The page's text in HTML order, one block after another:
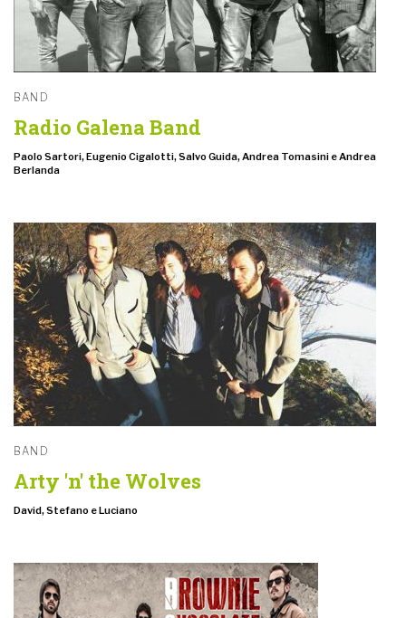
BAND
Radio Galena Band
Paolo Sartori, Eugenio Cigalotti, Salvo Guida, Andrea Tomasini e Andrea
Berlanda
BAND
Arty 'n' the Wolves
David, Stefano e Luciano